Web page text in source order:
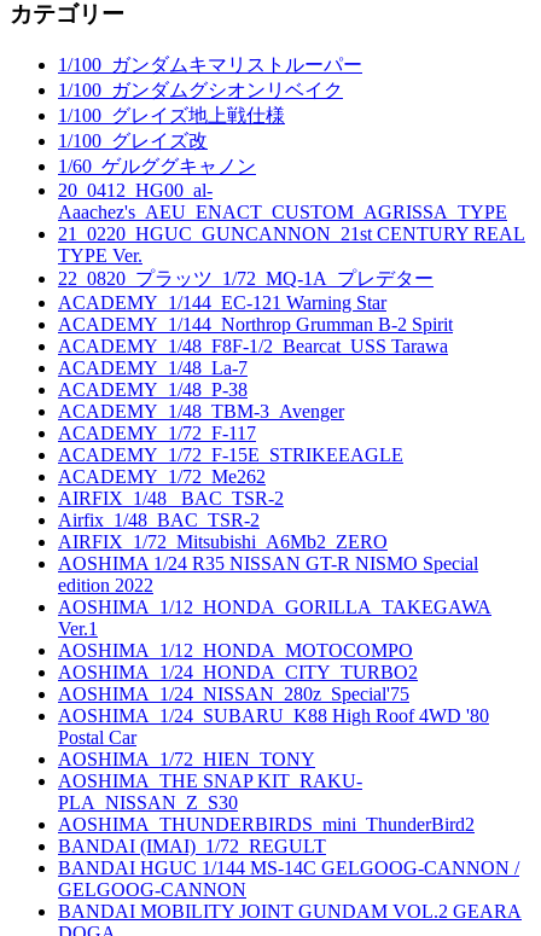
カテゴリー
1/100_ガンダムキマリストルーパー
1/100_ガンダムグシオンリベイク
1/100_グレイズ地上戦仕様
1/100_グレイズ改
1/60_ゲルググキャノン
20_0412_HG00_al-
Aaachez's_AEU_ENACT_CUSTOM_AGRISSA_TYPE
21_0220_HGUC_GUNCANNON_21st CENTURY REAL
TYPE Ver.
22_0820_プラッツ_1/72_MQ-1A_プレデター
ACADEMY_1/144_EC-121 Warning Star
ACADEMY_1/144_Northrop Grumman B-2 Spirit
ACADEMY_1/48_F8F-1/2_Bearcat_USS Tarawa
ACADEMY_1/48_La-7
ACADEMY_1/48_P-38
ACADEMY_1/48_TBM-3_Avenger
ACADEMY_1/72_F-117
ACADEMY_1/72_F-15E_STRIKEEAGLE
ACADEMY_1/72_Me262
AIRFIX_1/48_ BAC_TSR-2
Airfix_1/48_BAC_TSR-2
AIRFIX_1/72_Mitsubishi_A6Mb2_ZERO
AOSHIMA 1/24 R35 NISSAN GT-R NISMO Special
edition 2022
AOSHIMA_1/12_HONDA_GORILLA_TAKEGAWA
Ver.1
AOSHIMA_1/12_HONDA_MOTOCOMPO
AOSHIMA_1/24_HONDA_CITY_TURBO2
AOSHIMA_1/24_NISSAN_280z_Special'75
AOSHIMA_1/24_SUBARU_K88 High Roof 4WD '80
Postal Car
AOSHIMA_1/72_HIEN_TONY
AOSHIMA_THE SNAP KIT_RAKU-
PLA_NISSAN_Z_S30
AOSHIMA_THUNDERBIRDS_mini_ThunderBird2
BANDAI (IMAI)_1/72_REGULT
BANDAI HGUC 1/144 MS-14C GELGOOG-CANNON /
GELGOOG-CANNON
BANDAI MOBILITY JOINT GUNDAM VOL.2 GEARA